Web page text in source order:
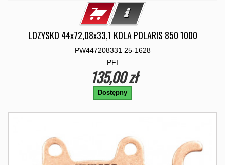
LOZYSKO 44x72,08x33,1 KOLA POLARIS 850 1000
PW447208331 25-1628
PFI
135,00 zł
Dostępny